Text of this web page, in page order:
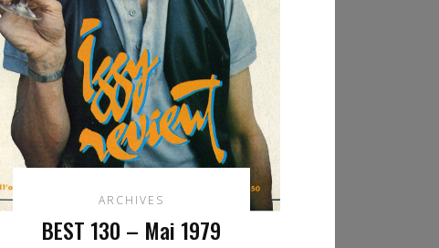
ARCHIVES
BEST 130 – Mai 1979